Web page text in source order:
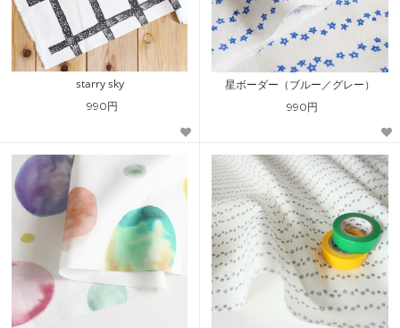
starry sky
990円
星ボーダー（ブルー／グレー）
990円